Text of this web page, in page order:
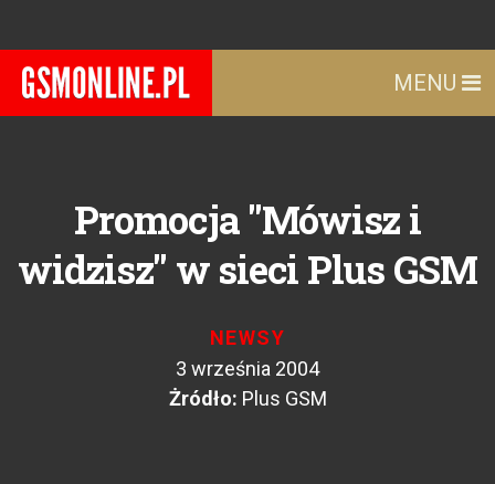
MENU
Promocja "Mówisz i
widzisz" w sieci Plus GSM
NEWSY
3 września 2004
Żródło: Plus GSM